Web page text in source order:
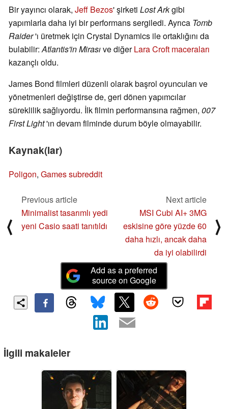
Bir yayıncı olarak, Jeff Bezos' şirketi Lost Arkgibi
yapımlarla daha iyi bir performans sergiledi. Ayrıca Tomb
Raider'ı üretmek için Crystal Dynamics ile ortaklığını da
bulabilir:Atlantis'in Mirasıve diğerLara Croft maceraları
kazançlı oldu.
James Bond filmleri düzenli olarak başrol oyuncuları ve
yönetmenleri değiştirse de, geri dönen yapımcılar
süreklilik sağlıyordu. İlk filmin performansına rağmen, 007
First Light'ın devam filminde durum böyle olmayabilir.
Kaynak(lar)
Poligon, Games subreddit
⟨
Previous article
Minimalist tasarımlı yedi
yeni Casio saati tanıtıldı
Next article
MSI Cubi AI+ 3MG
eskisine göre yüzde 60
daha hızlı, ancak daha
da iyi olabilirdi
⟩
Add as a preferred
source on Google
İlgili makaleler